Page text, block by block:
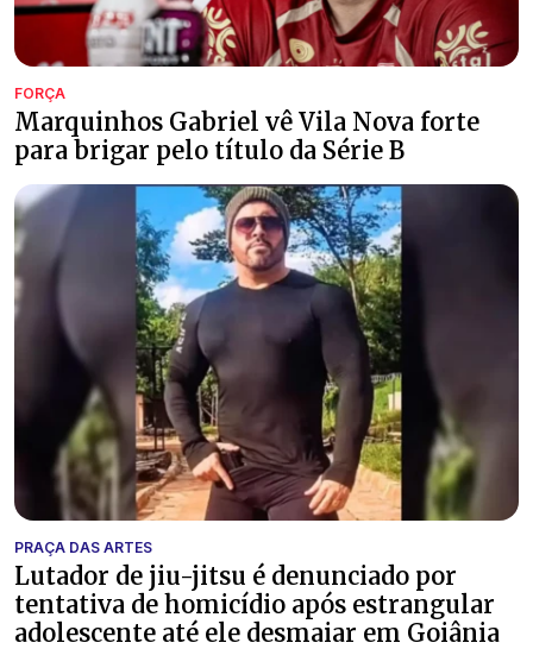
FORÇA
Marquinhos Gabriel vê Vila Nova forte
para brigar pelo título da Série B
PRAÇA DAS ARTES
Lutador de jiu-jitsu é denunciado por
tentativa de homicídio após estrangular
adolescente até ele desmaiar em Goiânia